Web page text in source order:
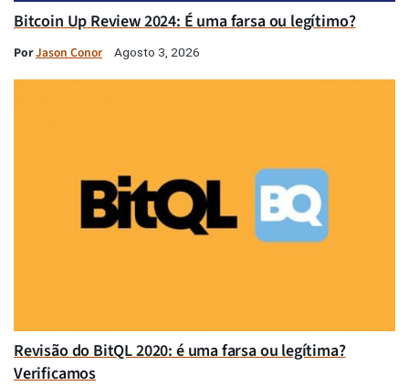
Bitcoin Up Review 2024: É uma farsa ou legítimo?
PorJason Conor Agosto 3, 2026
Revisão do BitQL 2020: é uma farsa ou legítima?
Verificamos